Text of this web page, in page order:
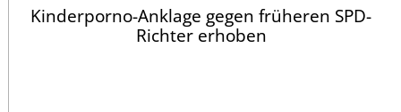
Kinderporno-Anklage gegen früheren SPD-
Richter erhoben